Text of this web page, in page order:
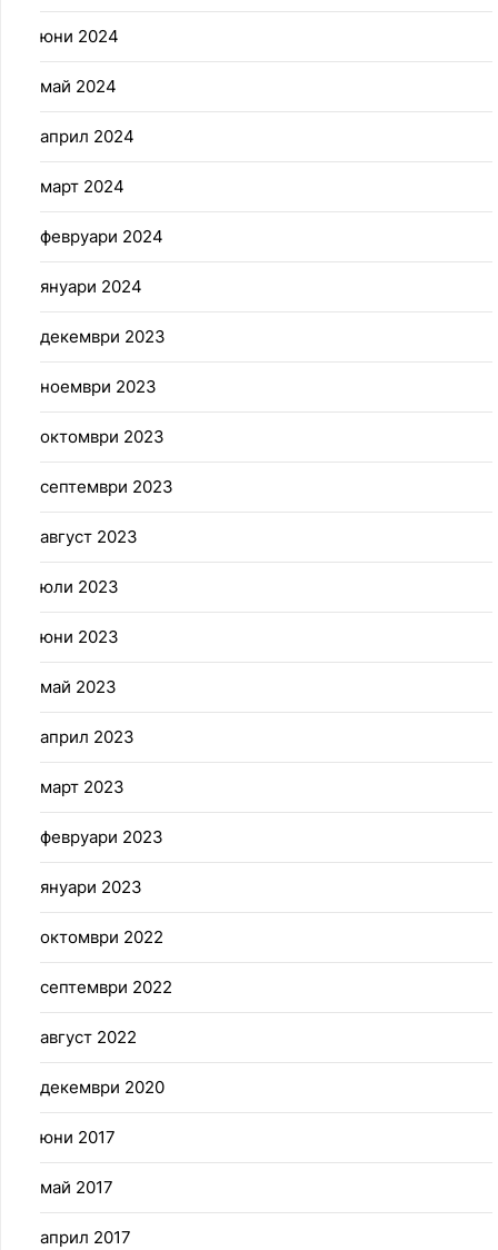
юни 2024
май 2024
април 2024
март 2024
февруари 2024
януари 2024
декември 2023
ноември 2023
октомври 2023
септември 2023
август 2023
юли 2023
юни 2023
май 2023
април 2023
март 2023
февруари 2023
януари 2023
октомври 2022
септември 2022
август 2022
декември 2020
юни 2017
май 2017
април 2017